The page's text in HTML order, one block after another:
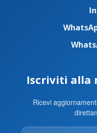
Iscriviti alla
Ricevi
La